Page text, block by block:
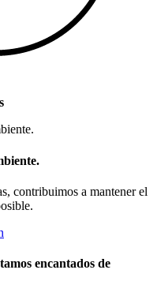
contribuimos a mantener el
encantados de